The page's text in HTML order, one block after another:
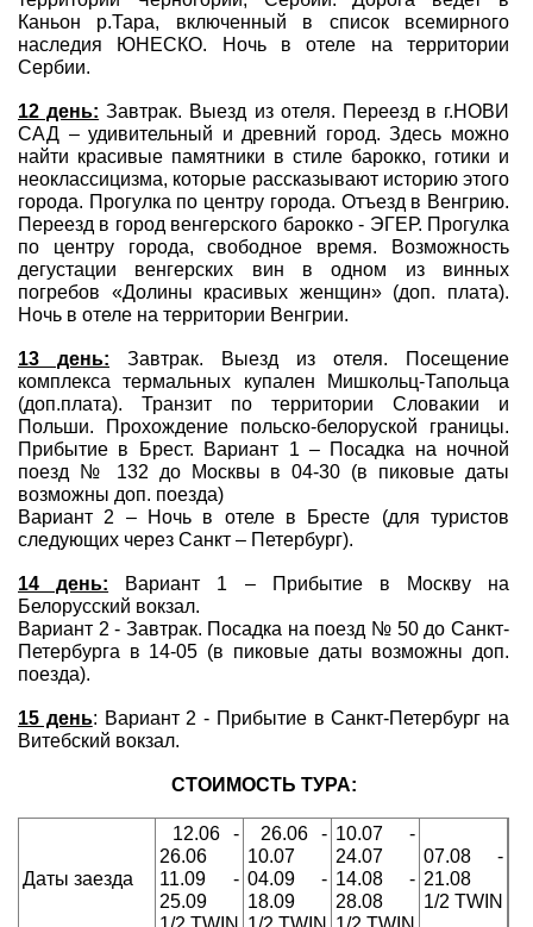
Каньон р.Тара, включенный в список всемирного
наследия ЮНЕСКО. Ночь в отеле на территории
Сербии.
12 день: Завтрак. Выезд из отеля. Переезд в г.НОВИ
САД – удивительный и древний город. Здесь можно
найти красивые памятники в стиле барокко, готики и
неоклассицизма, которые рассказывают историю этого
города. Прогулка по центру города. Отъезд в Венгрию.
Переезд в город венгерского барокко - ЭГЕР. Прогулка
по центру города, свободное время. Возможность
дегустации венгерских вин в одном из винных
погребов «Долины красивых женщин» (доп. плата).
Ночь в отеле на территории Венгрии.
13 день: Завтрак. Выезд из отеля. Посещение
комплекса термальных купален Мишкольц-Тапольца
(доп.плата). Транзит по территории Словакии и
Польши. Прохождение польско-белоруской границы.
Прибытие в Брест. Вариант 1 – Посадка на ночной
поезд № 132 до Москвы в 04-30 (в пиковые даты
возможны доп. поезда)
Вариант 2 – Ночь в отеле в Бресте (для туристов
следующих через Санкт – Петербург).
14 день: Вариант 1 – Прибытие в Москву на
Белорусский вокзал.
Вариант 2 - Завтрак. Посадка на поезд № 50 до Санкт-
Петербурга в 14-05 (в пиковые даты возможны доп.
поезда).
15 день: Вариант 2 - Прибытие в Санкт-Петербург на
Витебский вокзал.
СТОИМОСТЬ ТУРА:
Даты заезда
12.06 -
26.06
11.09 -
25.09
26.06 -
10.07
04.09 -
18.09
10.07 -
24.07
14.08 -
28.08
07.08 -
21.08
1/2 TWIN